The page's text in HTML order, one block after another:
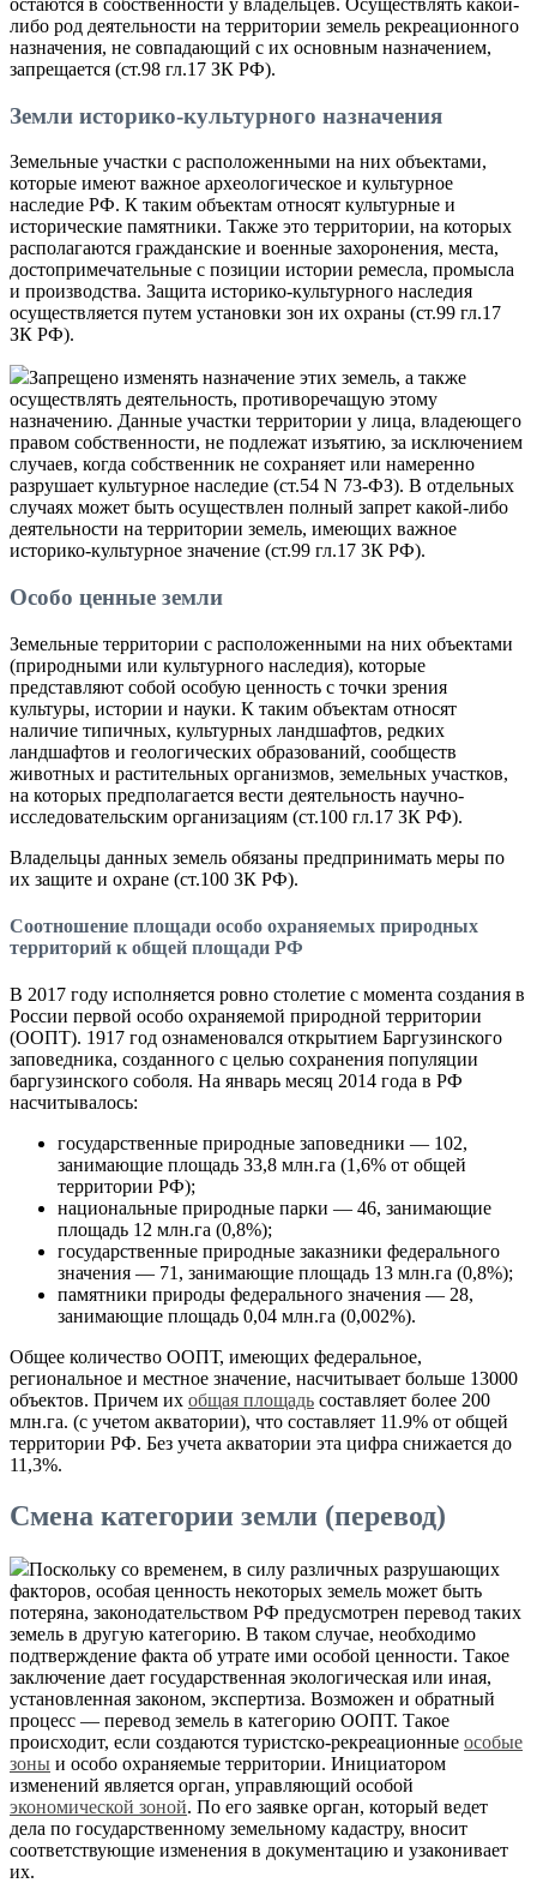
остаются в собственности у владельцев. Осуществлять какой-
либо род деятельности на территории земель рекреационного
назначения, не совпадающий с их основным назначением,
запрещается (ст.98 гл.17 ЗК РФ).
Земли историко-культурного назначения
Земельные участки с расположенными на них объектами,
которые имеют важное археологическое и культурное
наследие РФ. К таким объектам относят культурные и
исторические памятники. Также это территории, на которых
располагаются гражданские и военные захоронения, места,
достопримечательные с позиции истории ремесла, промысла
и производства. Защита историко-культурного наследия
осуществляется путем установки зон их охраны (ст.99 гл.17
ЗК РФ).
Запрещено изменять назначение этих земель, а также
осуществлять деятельность, противоречащую этому
назначению. Данные участки территории у лица, владеющего
правом собственности, не подлежат изъятию, за исключением
случаев, когда собственник не сохраняет или намеренно
разрушает культурное наследие (ст.54 N 73-ФЗ). В отдельных
случаях может быть осуществлен полный запрет какой-либо
деятельности на территории земель, имеющих важное
историко-культурное значение (ст.99 гл.17 ЗК РФ).
Особо ценные земли
Земельные территории с расположенными на них объектами
(природными или культурного наследия), которые
представляют собой особую ценность с точки зрения
культуры, истории и науки. К таким объектам относят
наличие типичных, культурных ландшафтов, редких
ландшафтов и геологических образований, сообществ
животных и растительных организмов, земельных участков,
на которых предполагается вести деятельность научно-
исследовательским организациям (ст.100 гл.17 ЗК РФ).
Владельцы данных земель обязаны предпринимать меры по
их защите и охране (ст.100 ЗК РФ).
Соотношение площади особо охраняемых природных
территорий к общей площади РФ
В 2017 году исполняется ровно столетие с момента создания в
России первой особо охраняемой природной территории
(ООПТ). 1917 год ознаменовался открытием Баргузинского
заповедника, созданного с целью сохранения популяции
баргузинского соболя. На январь месяц 2014 года в РФ
насчитывалось:
государственные природные заповедники — 102,
занимающие площадь 33,8 млн.га (1,6% от общей
территории РФ);
национальные природные парки — 46, занимающие
площадь 12 млн.га (0,8%);
государственные природные заказники федерального
значения — 71, занимающие площадь 13 млн.га (0,8%);
памятники природы федерального значения — 28,
занимающие площадь 0,04 млн.га (0,002%).
Общее количество ООПТ, имеющих федеральное,
региональное и местное значение, насчитывает больше 13000
объектов. Причем их общая площадь составляет более 200
млн.га. (с учетом акватории), что составляет 11.9% от общей
территории РФ. Без учета акватории эта цифра снижается до
11,3%.
Смена категории земли (перевод)
Поскольку со временем, в силу различных разрушающих
факторов, особая ценность некоторых земель может быть
потеряна, законодательством РФ предусмотрен перевод таких
земель в другую категорию. В таком случае, необходимо
подтверждение факта об утрате ими особой ценности. Такое
заключение дает государственная экологическая или иная,
установленная законом, экспертиза. Возможен и обратный
процесс — перевод земель в категорию ООПТ. Такое
происходит, если создаются туристско-рекреационные особые
зоны и особо охраняемые территории. Инициатором
изменений является орган, управляющий особой
экономической зоной. По его заявке орган, который ведет
дела по государственному земельному кадастру, вносит
соответствующие изменения в документацию и узаконивает
их.